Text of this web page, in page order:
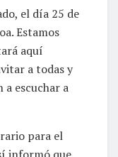
el día 25 de
Estamos
aquí
a todas y
a escuchar a
para el